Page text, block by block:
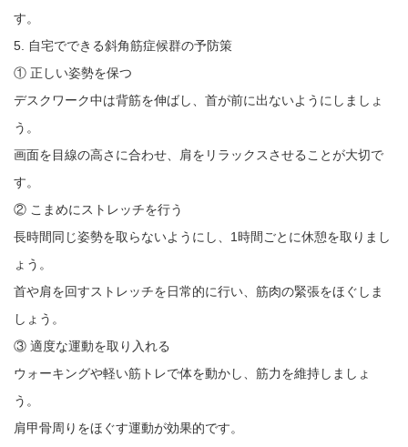
す。
5. 自宅でできる斜角筋症候群の予防策
① 正しい姿勢を保つ
デスクワーク中は背筋を伸ばし、首が前に出ないようにしましょ
う。
画面を目線の高さに合わせ、肩をリラックスさせることが大切で
す。
② こまめにストレッチを行う
長時間同じ姿勢を取らないようにし、1時間ごとに休憩を取りまし
ょう。
首や肩を回すストレッチを日常的に行い、筋肉の緊張をほぐしま
しょう。
③ 適度な運動を取り入れる
ウォーキングや軽い筋トレで体を動かし、筋力を維持しましょ
う。
肩甲骨周りをほぐす運動が効果的です。